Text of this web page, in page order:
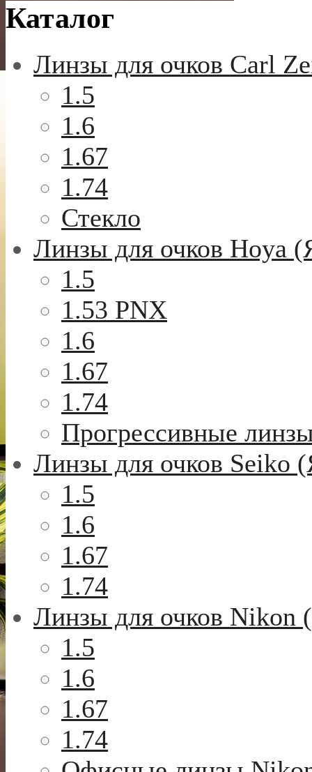
Каталог
Линзы для очков Carl
1.5
1.6
1.67
1.74
Стекло
Линзы для очков Hoya
1.5
1.53 PNX
1.6
1.67
1.74
Прогрессивные
Линзы для очков Seiko
1.5
1.6
1.67
1.74
Линзы для очков Nikon
1.5
1.6
1.67
1.74